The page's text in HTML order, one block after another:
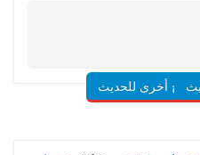
أخرى للحديث